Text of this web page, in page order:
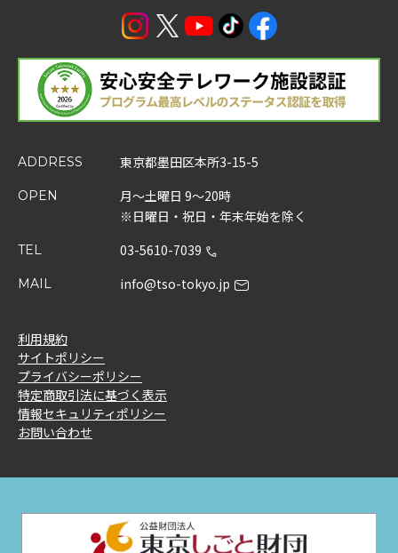
ADDRESS 東京都墨田区本所3-15-5
OPEN
月～土曜日 9～20時
※日曜日・祝日・年末年始を除く
TEL 03-5610-7039
MAIL info@tso-tokyo.jp
利用規約
サイトポリシー
プライバシーポリシー
特定商取引法に基づく表示
情報セキュリティポリシー
お問い合わせ